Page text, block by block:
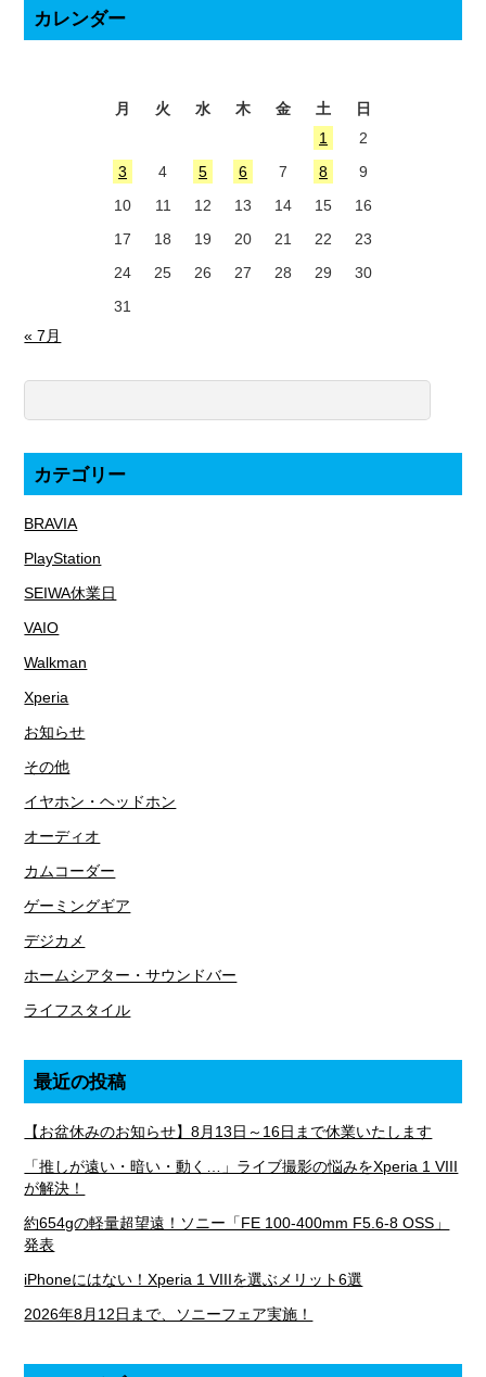
カレンダー
月 火 水 木 金 土
日
1
2
3
4 5 6 7 8
9
10
11 12 13 14 15
16
17
18 19 20 21 22
23
24
25 26 27 28 29
30
31
« 7月
カテゴリー
BRAVIA
PlayStation
SEIWA休業日
VAIO
Walkman
Xperia
お知らせ
その他
イヤホン・ヘッドホン
オーディオ
カムコーダー
ゲーミングギア
デジカメ
ホームシアター・サウンドバー
ライフスタイル
最近の投稿
【お盆休みのお知らせ】8月13日～16日まで休業いたします
「推しが遠い・暗い・動く…」ライブ撮影の悩みをXperia 1 VIII
が解決！
約654gの軽量超望遠！ソニー「FE 100-400mm F5.6-8 OSS」
発表
iPhoneにはない！Xperia 1 VIIIを選ぶメリット6選
2026年8月12日まで、ソニーフェア実施！